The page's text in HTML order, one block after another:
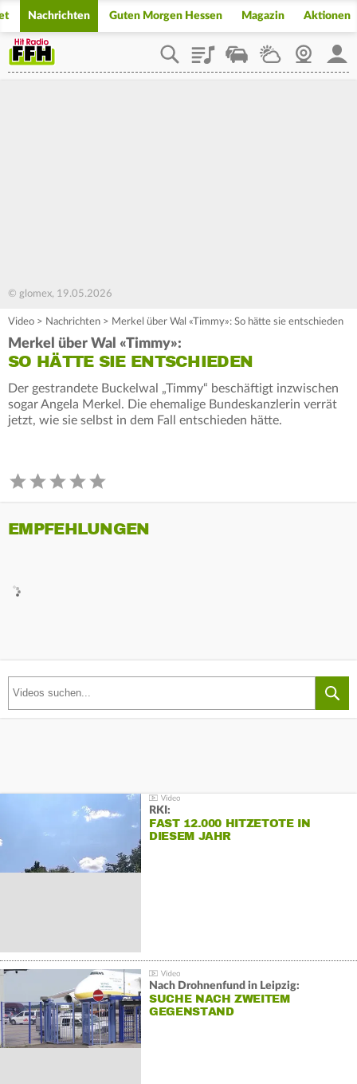
Nachrichten Guten Morgen Hessen Magazin Aktionen
PlaylistStaupilotWetterWebcam
© glomex, 19.05.2026
Video > Nachrichten > Merkel über Wal «Timmy»: So hätte sie entschieden
Merkel über Wal «Timmy»:
SO HÄTTE SIE ENTSCHIEDEN
Der gestrandete Buckelwal „Timmy“ beschäftigt inzwischen
sogar Angela Merkel. Die ehemalige Bundeskanzlerin verrät
jetzt, wie sie selbst in dem Fall entschieden hätte.
EMPFEHLUNGEN
RKI:
FAST 12.000 HITZETOTE IN
DIESEM JAHR
Nach Drohnenfund in Leipzig:
SUCHE NACH ZWEITEM
GEGENSTAND